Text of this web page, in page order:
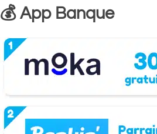
💰 App Banque